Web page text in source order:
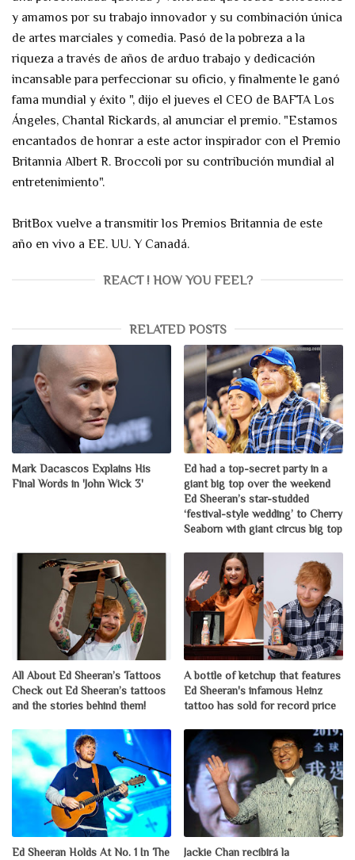
y amamos por su trabajo innovador y su combinación única
de artes marciales y comedia. Pasó de la pobreza a la
riqueza a través de años de arduo trabajo y dedicación
incansable para perfeccionar su oficio, y finalmente le ganó
fama mundial y éxito ", dijo el jueves el CEO de BAFTA Los
Ángeles, Chantal Rickards, al anunciar el premio. "Estamos
encantados de honrar a este actor inspirador con el Premio
Britannia Albert R. Broccoli por su contribución mundial al
entretenimiento".
BritBox vuelve a transmitir los Premios Britannia de este
año en vivo a EE. UU. Y Canadá.
REACT ! HOW YOU FEEL?
RELATED POSTS
Mark Dacascos Explains His
Final Words in 'John Wick 3'
Ed had a top-secret party in a
giant big top over the weekend
Ed Sheeran’s star-studded
‘festival-style wedding’ to Cherry
Seaborn with giant circus big top
All About Ed Sheeran’s Tattoos
Check out Ed Sheeran’s tattoos
and the stories behind them!
A bottle of ketchup that features
Ed Sheeran's infamous Heinz
tattoo has sold for record price
Ed Sheeran Holds At No. 1 In The
Jackie Chan recibirá la